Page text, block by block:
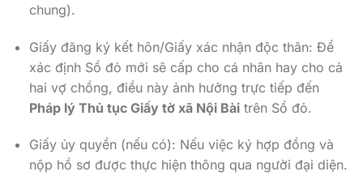
chung).
Giấy đăng ký kết hôn/Giấy xác nhận độc thân: Để
xác định Sổ đỏ mới sẽ cấp cho cá nhân hay cho cả
hai vợ chồng, điều này ảnh hưởng trực tiếp đến
Pháp lý Thủ tục Giấy tờ xã Nội Bàitrên Sổ đỏ.
Giấy ủy quyền (nếu có): Nếu việc ký hợp đồng và
nộp hồ sơ được thực hiện thông qua người đại diện.